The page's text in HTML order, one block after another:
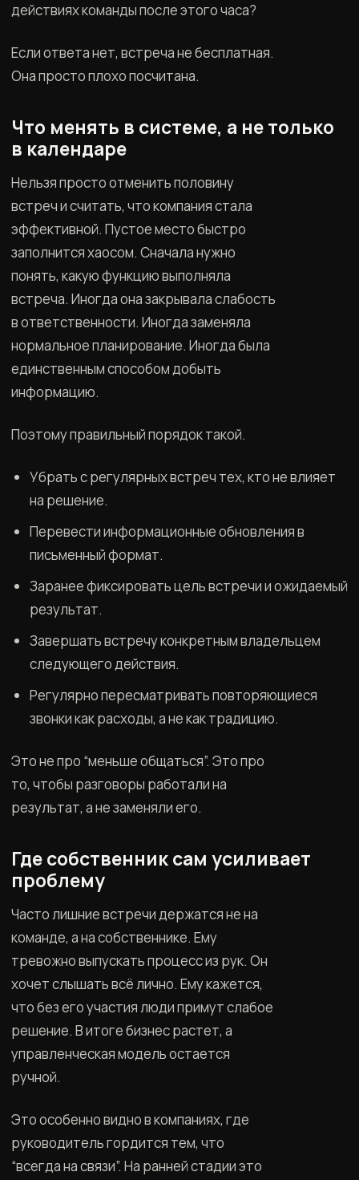
действиях команды после этого часа?
Если ответа нет, встреча не бесплатная.
Она просто плохо посчитана.
Что менять в системе, а не только
в календаре
Нельзя просто отменить половину
встреч и считать, что компания стала
эффективной. Пустое место быстро
заполнится хаосом. Сначала нужно
понять, какую функцию выполняла
встреча. Иногда она закрывала слабость
в ответственности. Иногда заменяла
нормальное планирование. Иногда была
единственным способом добыть
информацию.
Поэтому правильный порядок такой.
Убрать с регулярных встреч тех, кто не влияет
на решение.
Перевести информационные обновления в
письменный формат.
Заранее фиксировать цель встречи и ожидаемый
результат.
Завершать встречу конкретным владельцем
следующего действия.
Регулярно пересматривать повторяющиеся
звонки как расходы, а не как традицию.
Это не про “меньше общаться”. Это про
то, чтобы разговоры работали на
результат, а не заменяли его.
Где собственник сам усиливает
проблему
Часто лишние встречи держатся не на
команде, а на собственнике. Ему
тревожно выпускать процесс из рук. Он
хочет слышать всё лично. Ему кажется,
что без его участия люди примут слабое
решение. В итоге бизнес растет, а
управленческая модель остается
ручной.
Это особенно видно в компаниях, где
руководитель гордится тем, что
“всегда на связи”. На ранней стадии это